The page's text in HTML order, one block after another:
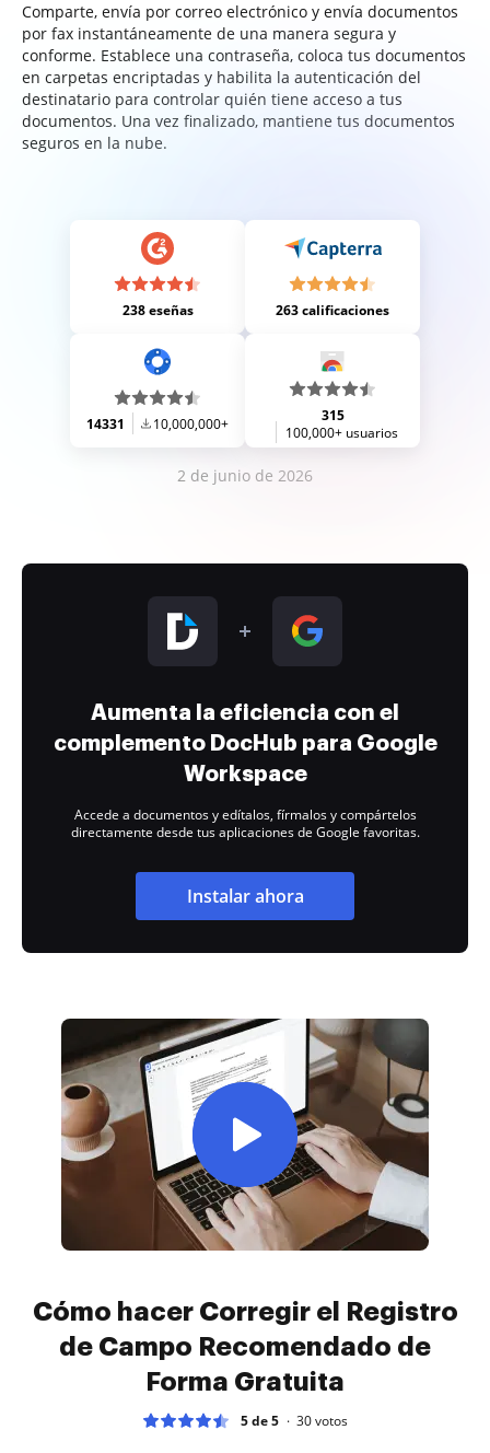
Comparte, envía por correo electrónico y envía documentos
por fax instantáneamente de una manera segura y
conforme. Establece una contraseña, coloca tus documentos
en carpetas encriptadas y habilita la autenticación del
destinatario para controlar quién tiene acceso a tus
documentos. Una vez finalizado, mantiene tus documentos
seguros en la nube.
238 eseñas 263 calificaciones
14331 10,000,000+
315
100,000+ usuarios
2 de junio de 2026
Aumenta la eficiencia con el
complemento DocHub para Google
Workspace
Accede a documentos y edítalos, fírmalos y compártelos
directamente desde tus aplicaciones de Google favoritas.
Instalar ahora
Cómo hacer Corregir el Registro
de Campo Recomendado de
Forma Gratuita
5 de 5 30votos